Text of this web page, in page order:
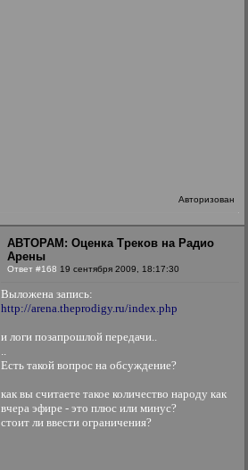
Авторизован
АВТОРАМ: Оценка Треков на Радио
Арены
Ответ #168 19 сентября 2009, 18:17:30
Выложена запись:
http://arena.theprodigy.ru/index.php
и логи позапрошлой передачи..
..
Есть такой вопрос на обсуждение?
как вы считаете такое количество народу как
вчера эфире - это плюс или минус?
стоит ли ввести ограничения?